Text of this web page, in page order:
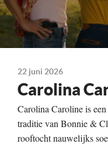
Land
Verenigde Staten, 2026
22 juni 2026
Carolina
Carolina Caroline is
traditie van Bonnie &
rooftocht nauwelijks